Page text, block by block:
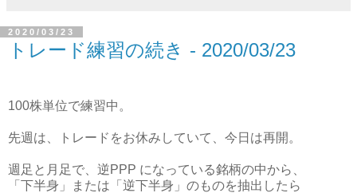
2020/03/23
トレード練習の続き - 2020/03/23
100株単位で練習中。
先週は、トレードをお休みしていて、今日は再開。
週足と月足で、逆PPP になっている銘柄の中から、
「下半身」または「逆下半身」のものを抽出したら